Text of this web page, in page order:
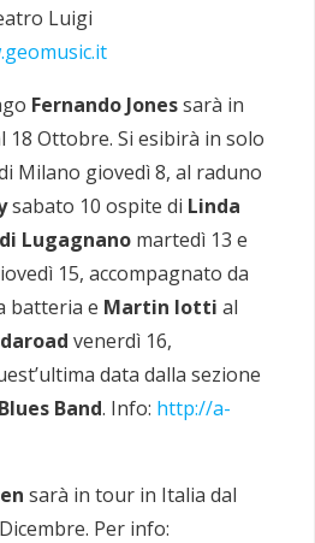
Luigi
Fernando Jonessarà in
18 Ottobre. Si esibirà in solo
Milano giovedì 8, al raduno
sabato 10 ospite di Linda
Lugagnano martedì 13 e
15, accompagnato da
batteria e Martin Iotti al
venerdì 16,
data dalla sezione
Band. Info: http://a-
sarà in tour in Italia dal
Per info: